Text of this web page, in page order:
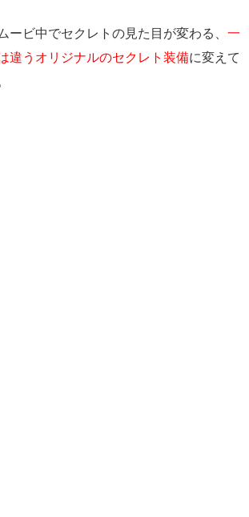
ービ中でセクレトの見た目が変わる、 一
違うオリジナルのセクレト装備に変えて